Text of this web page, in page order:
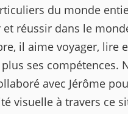
du monde
réussir dans le
il aime voyager, lire
ses compétences.
avec Jérôme
visuelle à travers ce